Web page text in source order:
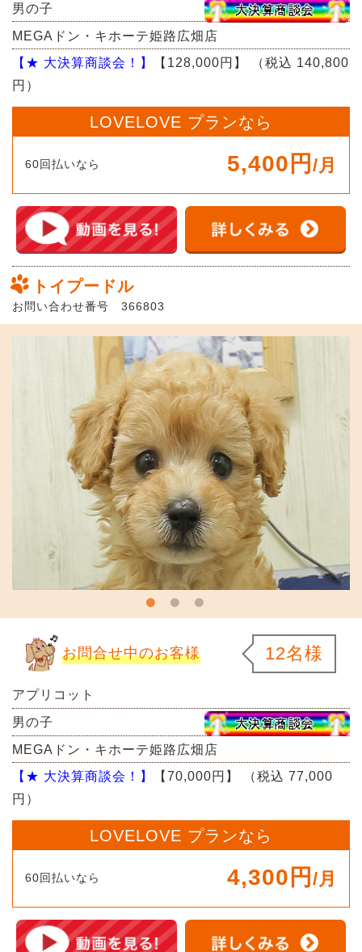
男の子
MEGAドン・キホーテ姫路広畑店
【★ 大決算商談会！】
【128,000円】
（税込 140,800
円）
LOVELOVE プランなら
60回払いなら 5,400円 /月
トイプードル
お問い合わせ番号 366803
お問合せ中のお客様 12名様
アプリコット
男の子
MEGAドン・キホーテ姫路広畑店
【★ 大決算商談会！】
【70,000円】
（税込 77,000
円）
LOVELOVE プランなら
60回払いなら 4,300円 /月